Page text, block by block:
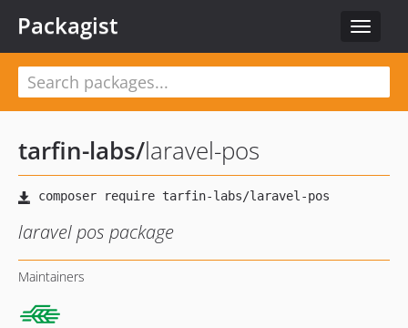
Toggle
Packagist
tarfin-labs/laravel-pos
laravel pos package
Maintainers